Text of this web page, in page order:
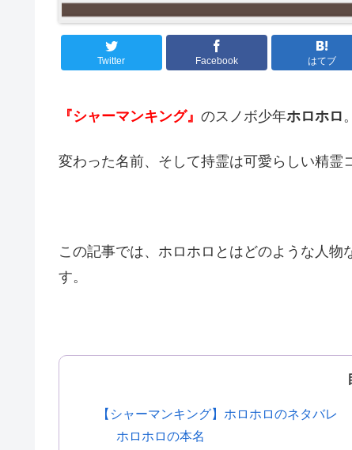
Twitter Facebook はてブ
『シャーマンキング』 のスノボ少年ホロホロ 。
変わった名前、そして持霊は可愛らしい精霊
この記事では、ホロホロとはどのような人
す。
【シャーマンキング】ホロホロのネタバレ
ホロホロの本名